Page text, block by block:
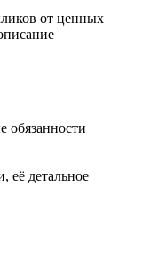
от ценных
её детальное